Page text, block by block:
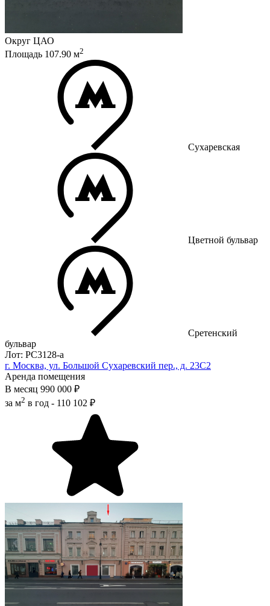
Округ ЦАО
Площадь 107.90 м2
Сухаревская
Цветной бульвар
Сретенский
бульвар
Лот: РС3128-a
г. Москва, ул. Большой Сухаревский пер., д. 23С2
Аренда помещения
В месяц 990 000 ₽
за м2 в год - 110 102 ₽